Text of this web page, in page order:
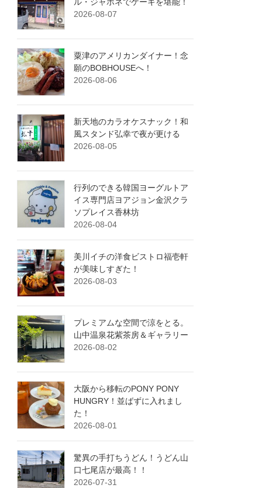
2026-08-07
粟津のアメリカンダイナー！念
願のBOBHOUSEへ！
2026-08-06
新天地のカラオケスナック！和
風スタンド弘幸で夜が更ける
2026-08-05
行列のできる韓国ヨーグルトア
イス専門店ヨアジョン金沢クラ
ソプレイス香林坊
2026-08-04
美川イチの洋食ビストロ福壱軒
が美味しすぎた！
2026-08-03
プレミアムな空間で涼をとる。
山中温泉花紫茶房＆ギャラリー
2026-08-02
大阪から移転のPONY PONY
HUNGRY！並ばずに入れまし
た！
2026-08-01
驚異の手打ちうどん！うどん山
口七尾店が最高！！
2026-07-31